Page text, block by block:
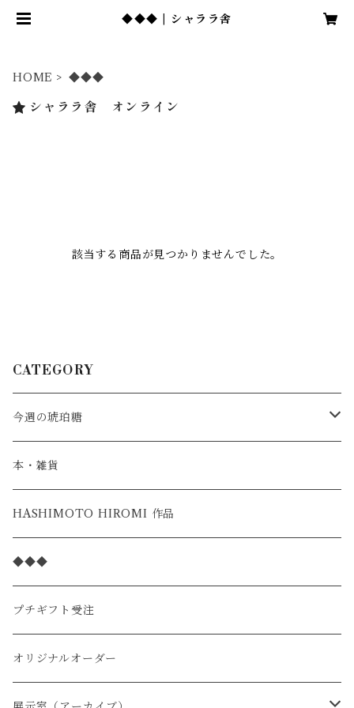
◆◆◆ | シャララ舎
HOME ◆◆◆
シャララ舎 オンライン
該当する商品が見つかりませんでした。
CATEGORY
今週の琥珀糖
スタンダード
季節の限定
本・雑貨
HASHIMOTO HIROMI 作品
◆◆◆
プチギフト受注
オリジナルオーダー